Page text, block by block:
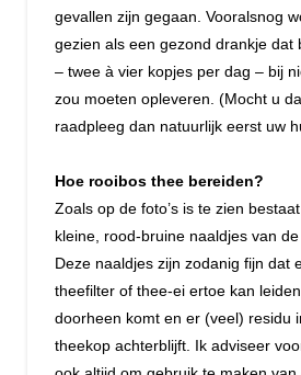
gevallen zijn gegaan. Vooralsnog
gezien als een gezond drankje dat
– twee à vier kopjes per dag – bij
zou moeten opleveren. (Mocht u
raadpleeg dan natuurlijk eerst uw
Hoe rooibos thee bereiden?
Zoals op de foto’s is te zien
kleine, rood-bruine naaldjes van
Deze naaldjes zijn zodanig fijn dat
theefilter of thee-ei ertoe kan
doorheen komt en er (veel) residu
theekop achterblijft. Ik adviseer